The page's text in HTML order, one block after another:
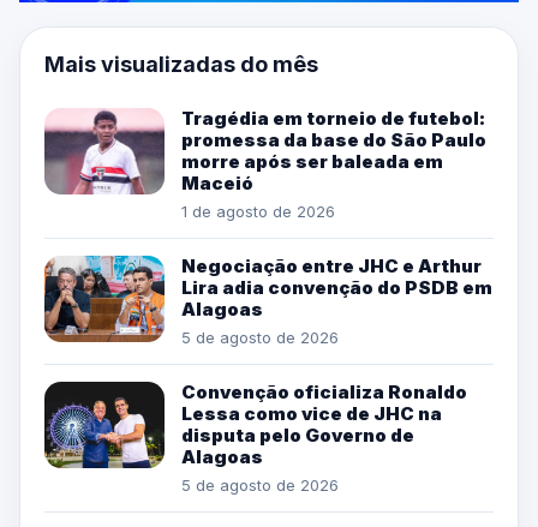
Mais visualizadas do mês
Tragédia em torneio de futebol:
promessa da base do São Paulo
morre após ser baleada em
Maceió
1 de agosto de 2026
Negociação entre JHC e Arthur
Lira adia convenção do PSDB em
Alagoas
5 de agosto de 2026
Convenção oficializa Ronaldo
Lessa como vice de JHC na
disputa pelo Governo de
Alagoas
5 de agosto de 2026